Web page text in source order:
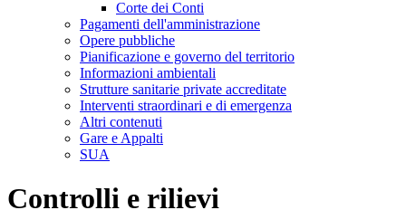
Corte dei Conti
Pagamenti dell'amministrazione
Opere pubbliche
Pianificazione e governo del territorio
Informazioni ambientali
Strutture sanitarie private accreditate
Interventi straordinari e di emergenza
Altri contenuti
Gare e Appalti
SUA
Controlli e rilievi